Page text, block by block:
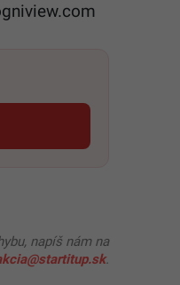
napíš nám na
.